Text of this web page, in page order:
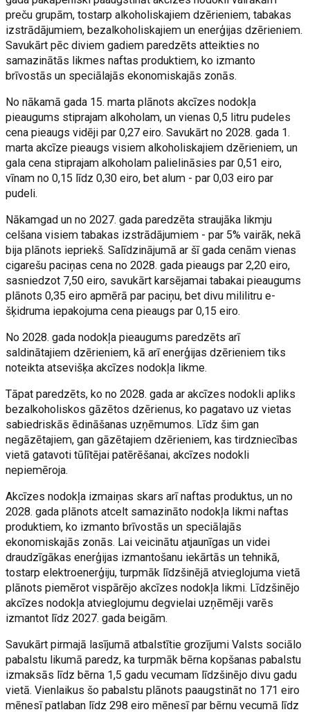
preču grupām, tostarp alkoholiskajiem dzērieniem, tabakas
izstrādājumiem, bezalkoholiskajiem un enerģijas dzērieniem.
Savukārt pēc diviem gadiem paredzēts atteikties no
samazinātās likmes naftas produktiem, ko izmanto
brīvostās un speciālajās ekonomiskajās zonās.
No nākamā gada 15. marta plānots akcīzes nodokļa
pieaugums stiprajam alkoholam, un vienas 0,5 litru pudeles
cena pieaugs vidēji par 0,27 eiro. Savukārt no 2028. gada 1.
marta akcīze pieaugs visiem alkoholiskajiem dzērieniem, un
gala cena stiprajam alkoholam palielināsies par 0,51 eiro,
vīnam no 0,15 līdz 0,30 eiro, bet alum - par 0,03 eiro par
pudeli.
Nākamgad un no 2027. gada paredzēta straujāka likmju
celšana visiem tabakas izstrādājumiem - par 5% vairāk, nekā
bija plānots iepriekš. Salīdzinājumā ar šī gada cenām vienas
cigarešu paciņas cena no 2028. gada pieaugs par 2,20 eiro,
sasniedzot 7,50 eiro, savukārt karsējamai tabakai pieaugums
plānots 0,35 eiro apmērā par paciņu, bet divu mililitru e-
šķidruma iepakojuma cena pieaugs par 0,15 eiro.
No 2028. gada nodokļa pieaugums paredzēts arī
saldinātajiem dzērieniem, kā arī enerģijas dzērieniem tiks
noteikta atsevišķa akcīzes nodokļa likme.
Tāpat paredzēts, ko no 2028. gada ar akcīzes nodokli apliks
bezalkoholiskos gāzētos dzērienus, ko pagatavo uz vietas
sabiedriskās ēdināšanas uzņēmumos. Līdz šim gan
negāzētajiem, gan gāzētajiem dzērieniem, kas tirdzniecības
vietā gatavoti tūlītējai patērēšanai, akcīzes nodokli
nepiemēroja.
Akcīzes nodokļa izmaiņas skars arī naftas produktus, un no
2028. gada plānots atcelt samazināto nodokļa likmi naftas
produktiem, ko izmanto brīvostās un speciālajās
ekonomiskajās zonās. Lai veicinātu atjaunīgas un videi
draudzīgākas enerģijas izmantošanu iekārtās un tehnikā,
tostarp elektroenerģiju, turpmāk līdzšinējā atvieglojuma vietā
plānots piemērot vispārējo akcīzes nodokļa likmi. Līdzšinējo
akcīzes nodokļa atvieglojumu degvielai uzņēmēji varēs
izmantot līdz 2027. gada beigām.
Savukārt pirmajā lasījumā atbalstītie grozījumi Valsts sociālo
pabalstu likumā paredz, ka turpmāk bērna kopšanas pabalstu
izmaksās līdz bērna 1,5 gadu vecumam līdzšinējo divu gadu
vietā. Vienlaikus šo pabalstu plānots paaugstināt no 171 eiro
mēnesī patlaban līdz 298 eiro mēnesī par bērnu vecumā līdz